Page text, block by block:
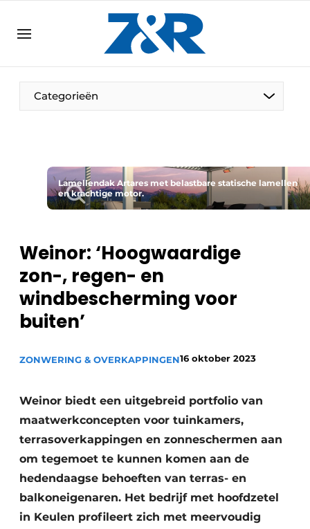
DE EN
NL
Categorieën
Lamellendak Artares met belastbare statische lamellen
en krachtige motor.
Weinor: ‘Hoogwaardige
zon-, regen- en
windbescherming voor
buiten’
ZONWERING & OVERKAPPINGEN16 oktober 2023
Weinor biedt een uitgebreid portfolio van
maatwerkconcepten voor tuinkamers,
terrasoverkappingen en zonneschermen aan
om tegemoet te kunnen komen aan de
hedendaagse behoeften van terras- en
balkoneigenaren. Het bedrijf met hoofdzetel
in Keulen profileert zich met meervoudig